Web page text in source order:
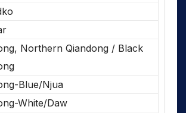
Northern Qiandong / Black
Blue/Njua
White/Daw